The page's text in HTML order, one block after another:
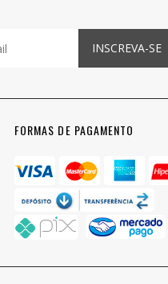
INSCREVA-SE
FORMAS DE PAGAMENTO